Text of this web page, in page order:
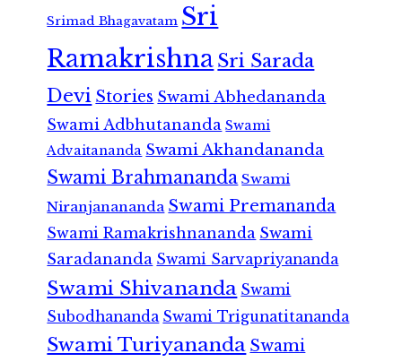
Srimad Bhagavatam Sri
RamakrishnaSri Sarada
Devi Stories Swami Abhedananda
Swami Adbhutananda Swami
Advaitananda Swami Akhandananda
Swami Brahmananda Swami
Niranjanananda Swami Premananda
Swami Ramakrishnananda Swami
Saradananda Swami Sarvapriyananda
Swami Shivananda Swami
Subodhananda Swami Trigunatitananda
Swami Turiyananda Swami